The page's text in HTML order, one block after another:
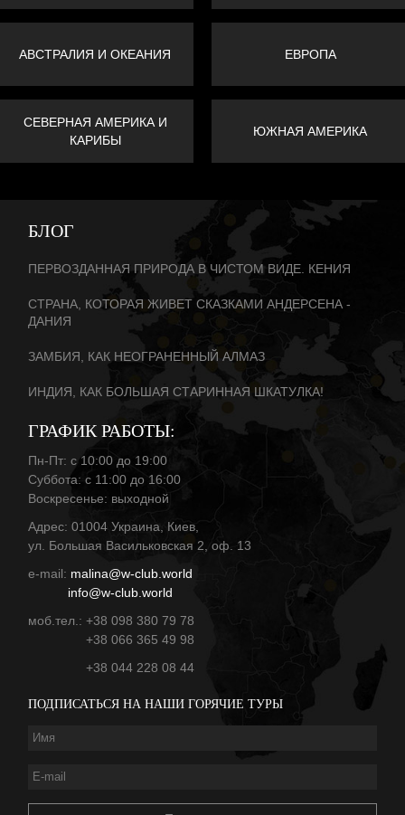
АВСТРАЛИЯ И ОКЕАНИЯ ЕВРОПА
СЕВЕРНАЯ АМЕРИКА И
КАРИБЫ
ЮЖНАЯ АМЕРИКА
БЛОГ
ПЕРВОЗДАННАЯ ПРИРОДА В ЧИСТОМ ВИДЕ. КЕНИЯ
СТРАНА, КОТОРАЯ ЖИВЕТ СКАЗКАМИ АНДЕРСЕНА -
ДАНИЯ
ЗАМБИЯ, КАК НЕОГРАНЕННЫЙ АЛМАЗ
ИНДИЯ, КАК БОЛЬШАЯ СТАРИННАЯ ШКАТУЛКА!
ГРАФИК РАБОТЫ:
Пн-Пт: с 10:00 до 19:00
Суббота: с 11:00 до 16:00
Воскресенье: выходной
Адрес: 01004 Украина, Киев,
ул. Большая Васильковская 2, оф. 13
е-mail: malina@w-club.world
info@w-club.world
моб.тел.: +38 098 380 79 78
+38 066 365 49 98
+38 044 228 08 44
ПОДПИСАТЬСЯ НА НАШИ ГОРЯЧИЕ ТУРЫ